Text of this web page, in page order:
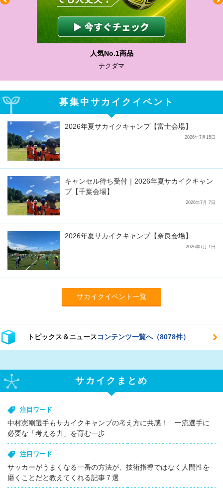
人気No.1商品
テクダマ
募集中サカイクイベント
2026年夏サカイクキャンプ【富士会場】
2026年7月15日
キャンセル待ち受付｜2026年夏サカイクキャン
プ【千葉会場】
2026年7月 7日
2026年夏サカイクキャンプ【奈良会場】
2026年7月 1日
サカイクイベント一覧
トピックス＆ニュースコンテンツ一覧へ（8078件）
サカイクまとめ
注目ワード
中村憲剛選手もサカイクキャンプの考え方に共感！ 一流選手に
必要な「考える力」を育む一歩
注目ワード
サッカーがうまくなる一番の方法が、技術指導ではなく人間性を
磨くことだと教えてくれる記事７選